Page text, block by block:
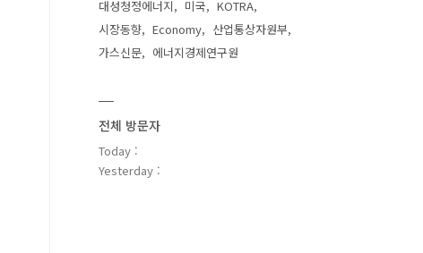
대성청정에너지
미국
KOTRA
시장동향
Economy
산업통상자원부
가스신문
에너지경제연구원
전체 방문자
Today :
Yesterday :